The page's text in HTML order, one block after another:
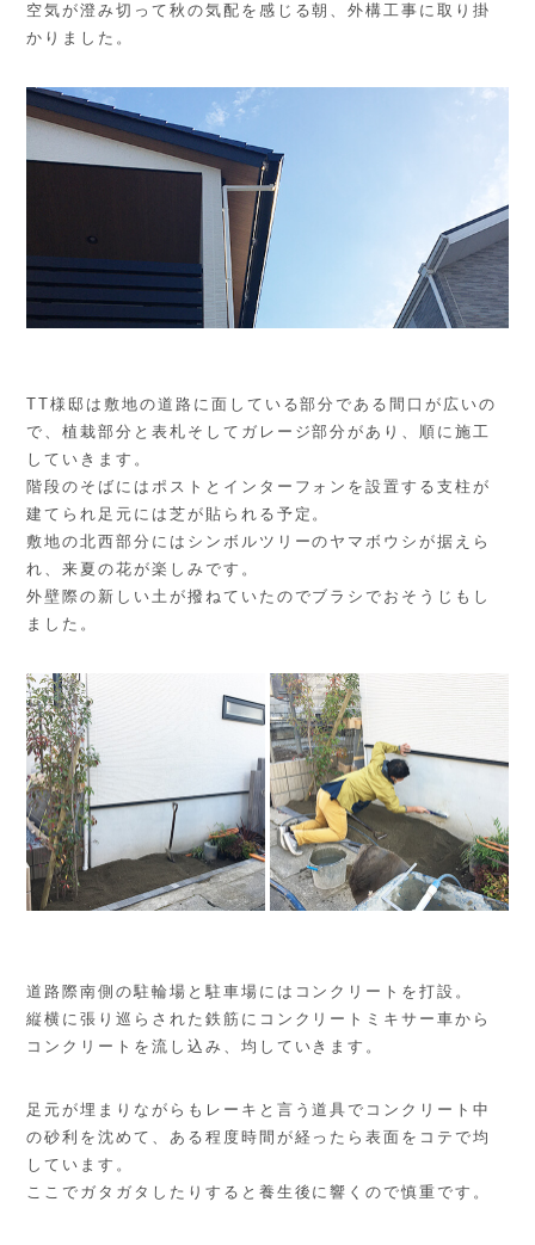
空気が澄み切って秋の気配を感じる朝、外構工事に取り掛
かりました。
TT様邸は敷地の道路に面している部分である間口が広いの
で、植栽部分と表札そしてガレージ部分があり、順に施工
していきます。
階段のそばにはポストとインターフォンを設置する支柱が
建てられ足元には芝が貼られる予定。
敷地の北西部分にはシンボルツリーのヤマボウシが据えら
れ、来夏の花が楽しみです。
外壁際の新しい土が撥ねていたのでブラシでおそうじもし
ました。
道路際南側の駐輪場と駐車場にはコンクリートを打設。
縦横に張り巡らされた鉄筋にコンクリートミキサー車から
コンクリートを流し込み、均していきます。
足元が埋まりながらもレーキと言う道具でコンクリート中
の砂利を沈めて、ある程度時間が経ったら表面をコテで均
しています。
ここでガタガタしたりすると養生後に響くので慎重です。